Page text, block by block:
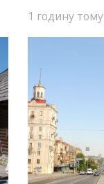
1 годину тому